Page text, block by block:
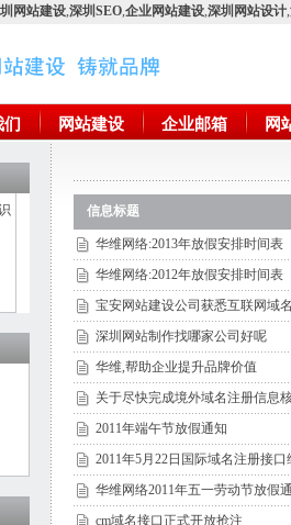
网站建设,深圳SEO,企业网站建设,深圳网站设计,
们 网站建设 企业邮箱 网
信息标题
华维网络:2013年放假安排时间表
华维网络:2012年放假安排时间表
宝安网站建设公司获悉互联网域
深圳网站制作找哪家公司好呢
华维,帮助企业提升品牌价值
关于尽快完成境外域名注册信息
2011年端午节放假通知
2011年5月22日国际域名注册接口
华维网络2011年五一劳动节放假
cm域名接口正式开放抢注